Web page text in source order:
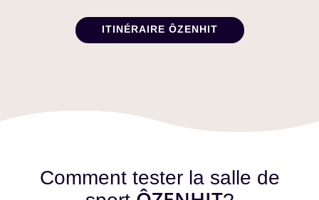
ITINÉRAIRE ÔZENHIT
Comment tester la salle de